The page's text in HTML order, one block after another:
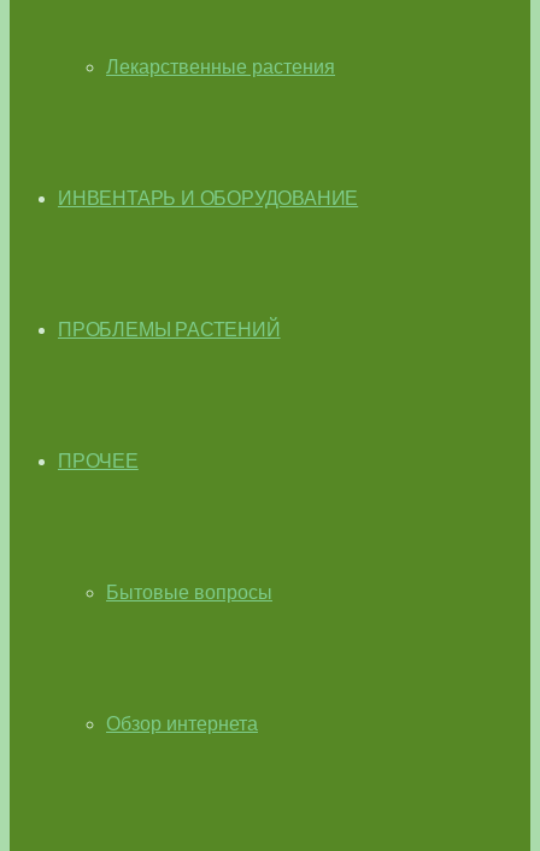
Лекарственные растения
ИНВЕНТАРЬ И ОБОРУДОВАНИЕ
ПРОБЛЕМЫ РАСТЕНИЙ
ПРОЧЕЕ
Бытовые вопросы
Обзор интернета